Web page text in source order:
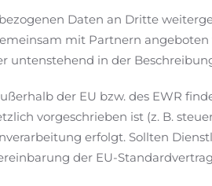
Daten an Dritte
mit Partnern
untenstehend in der
der EU bzw. des EWR
vorgeschrieben ist (z. B.
erfolgt. Sollten
der EU-